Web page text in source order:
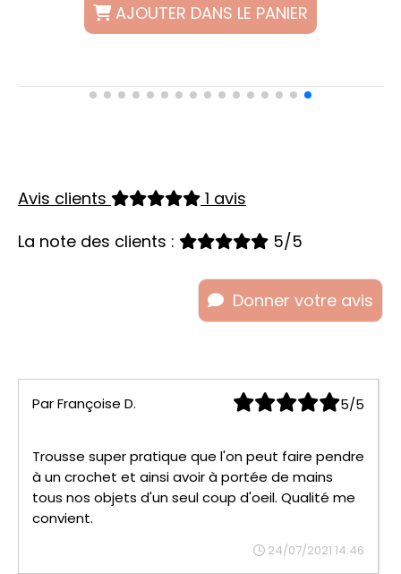
AJOUTER DANS LE PANIER
Avis clients
1 avis
La note des clients :
5/5
Donner votre avis
5/5
ParFrançoise D.
Trousse super pratique que l'on peut faire pendre
à un crochet et ainsi avoir à portée de mains
tous nos objets d'un seul coup d'oeil. Qualité me
convient.
24/07/2021 14:46